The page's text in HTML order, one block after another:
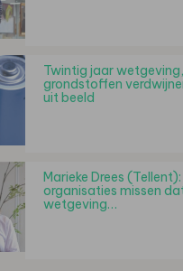
Twintig jaar
grondstoffen
uit beeld
Marieke Drees
organisaties missen
wetgeving…